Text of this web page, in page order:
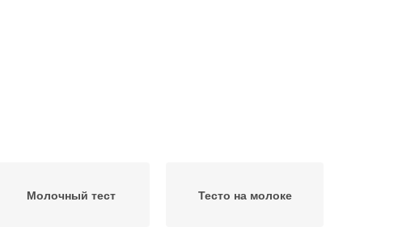
Молочный тест Тесто на молоке